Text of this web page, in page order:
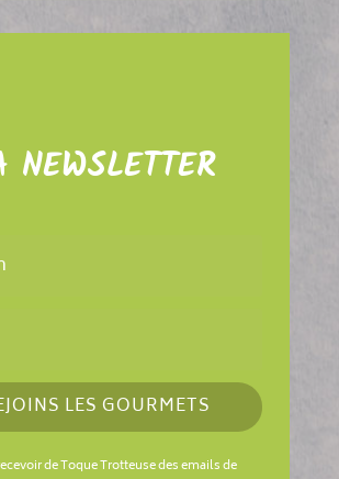
NEWSLETTER
LES GOURMETS
de Toque Trotteuse des emails de